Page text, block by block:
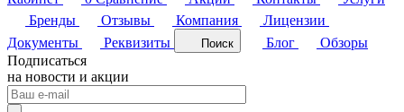
Бренды
Отзывы Компания
Лицензии
Документы
Реквизиты Поиск Блог
Обзоры
Подписаться
на новости и акции